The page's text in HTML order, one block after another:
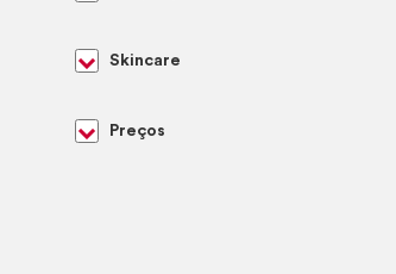
Skincare
Preços